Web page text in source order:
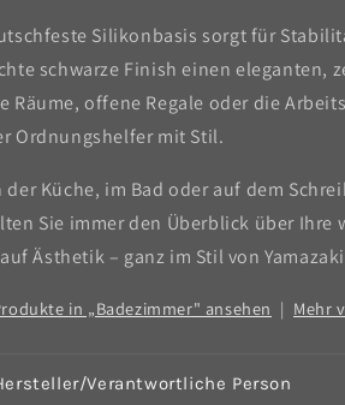
Silikonbasis sorgt für
schwarze Finish einen eleganten,
Räume, offene Regale oder die
Ordnungshelfer mit Stil.
der Küche, im Bad oder auf dem
Sie immer den Überblick über
Ästhetik – ganz im Stil von
in „Badezimmer" ansehen | Mehr
Verantwortliche Person